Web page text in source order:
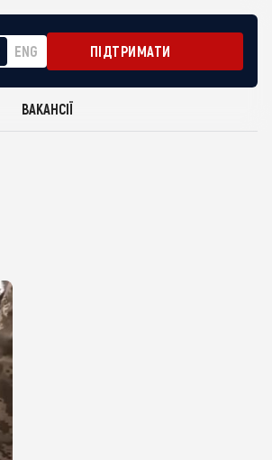
ENG ПІДТРИМАТИ
ВАКАНСІЇ